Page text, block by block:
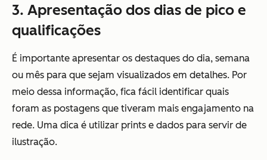
3. Apresentação dos dias de pico e
qualificações
É importante apresentar os destaques do dia, semana
ou mês para que sejam visualizados em detalhes. Por
meio dessa informação, fica fácil identificar quais
foram as postagens que tiveram mais engajamento na
rede. Uma dica é utilizar prints e dados para servir de
ilustração.